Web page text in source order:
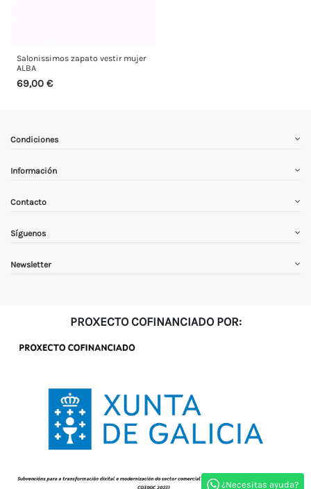
¿Necesitas ayuda?
Salonissimos zapato vestir mujer
ALBA
69,00 €
Condiciones
Información
Contacto
Síguenos
Newsletter
PROXECTO COFINANCIADO POR: